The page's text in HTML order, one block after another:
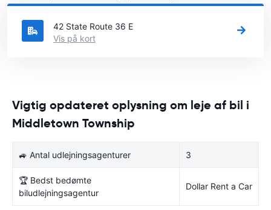
leje en bil.
42 State Route 36 E
Vis på kort
Vigtig opdateret oplysning om leje af bil i
Middletown Township
🚙 Antal udlejningsagenturer 3
🏆 Bedst bedømte
biludlejningsagentur
Dollar Rent a Car